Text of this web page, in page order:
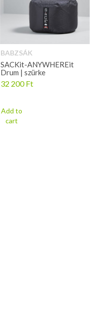
BABZSÁK
SACKit-ANYWHEREit
Drum | szürke
32 200Ft
Add to
cart